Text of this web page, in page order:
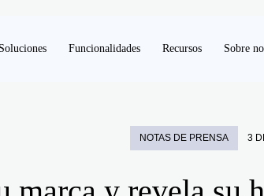
Soluciones Funcionalidades Recursos Sobre
NOTAS DE PRENSA 3